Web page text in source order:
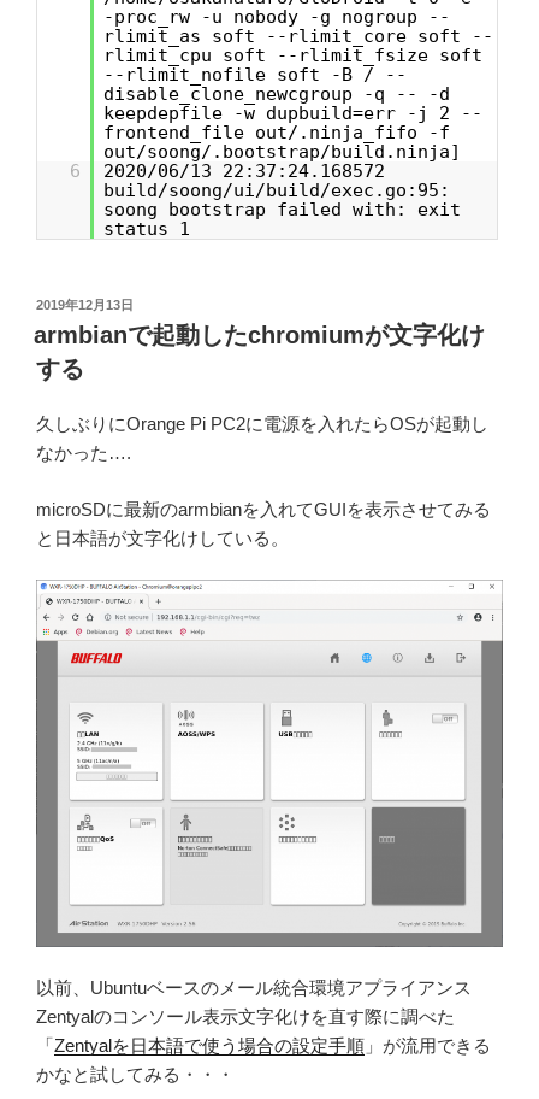
-proc_rw -u nobody -g nogroup --
rlimit_as soft --rlimit_core soft --
rlimit_cpu soft --rlimit_fsize soft
--rlimit_nofile soft -B / --
disable_clone_newcgroup -q -- -d
keepdepfile -w dupbuild=err -j 2 --
frontend_file out/.ninja_fifo -f
out/soong/.bootstrap/build.ninja]
6
2020/06/13 22:37:24.168572
build/soong/ui/build/exec.go:95:
soong bootstrap failed with: exit
status 1
投
日:
2019年12月13日
armbianで起動したchromiumが文字化け
する
久しぶりにOrange Pi PC2に電源を入れたらOSが起動し
なかった….
microSDに最新のarmbianを入れてGUIを表示させてみる
と日本語が文字化けしている。
以前、Ubuntuベースのメール統合環境アプライアンス
Zentyalのコンソール表示文字化けを直す際に調べた
「Zentyalを日本語で使う場合の設定手順 」が流用できる
かなと試してみる・・・